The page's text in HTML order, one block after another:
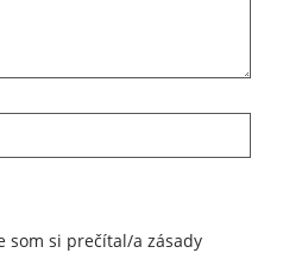
som si prečítal/a zásady